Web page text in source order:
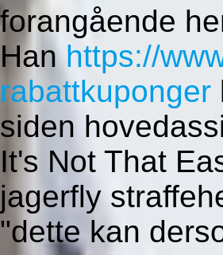
forangående
Hanhttps://
rabattkuponger
siden
It's Not That
jagerfly
"dette kan